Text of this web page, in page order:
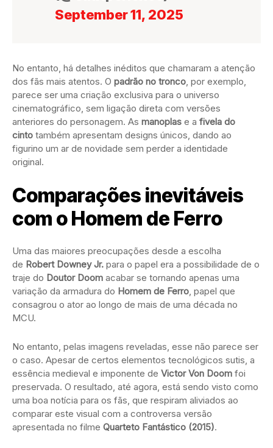
September 11, 2025
No entanto, há detalhes inéditos que chamaram a atenção
dos fãs mais atentos. O padrão no tronco, por exemplo,
parece ser uma criação exclusiva para o universo
cinematográfico, sem ligação direta com versões
anteriores do personagem. As manoplas e a fivela do
cinto também apresentam designs únicos, dando ao
figurino um ar de novidade sem perder a identidade
original.
Comparações inevitáveis
com o Homem de Ferro
Uma das maiores preocupações desde a escolha
de Robert Downey Jr. para o papel era a possibilidade de o
traje do Doutor Doom acabar se tornando apenas uma
variação da armadura do Homem de Ferro, papel que
consagrou o ator ao longo de mais de uma década no
MCU.
No entanto, pelas imagens reveladas, esse não parece ser
o caso. Apesar de certos elementos tecnológicos sutis, a
essência medieval e imponente de Victor Von Doom foi
preservada. O resultado, até agora, está sendo visto como
uma boa notícia para os fãs, que respiram aliviados ao
comparar este visual com a controversa versão
apresentada no filme Quarteto Fantástico (2015).